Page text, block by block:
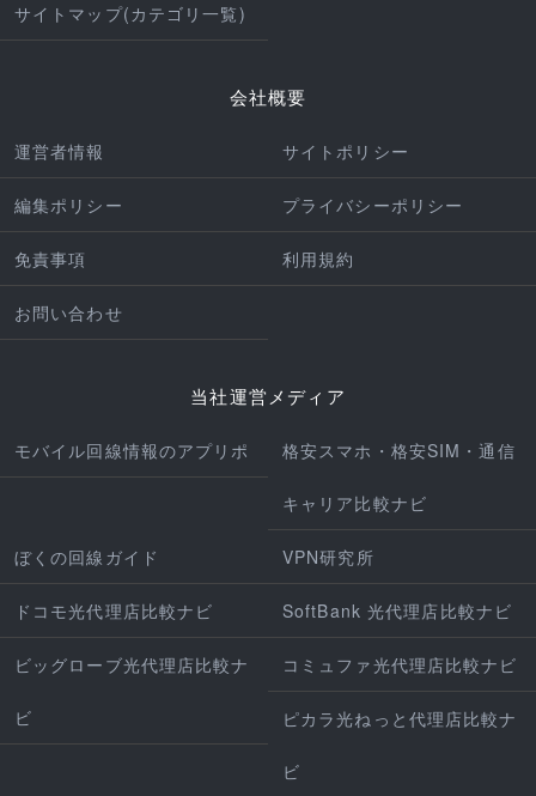
サイトマップ(カテゴリ一覧)
会社概要
運営者情報 サイトポリシー
編集ポリシー プライバシーポリシー
免責事項 利用規約
お問い合わせ
当社運営メディア
モバイル回線情報のアプリポ 格安スマホ・格安SIM・通信
キャリア比較ナビ
ぼくの回線ガイド VPN研究所
ドコモ光代理店比較ナビ SoftBank 光代理店比較ナビ
ビッグローブ光代理店比較ナ
ビ
コミュファ光代理店比較ナビ
ピカラ光ねっと代理店比較ナ
ビ